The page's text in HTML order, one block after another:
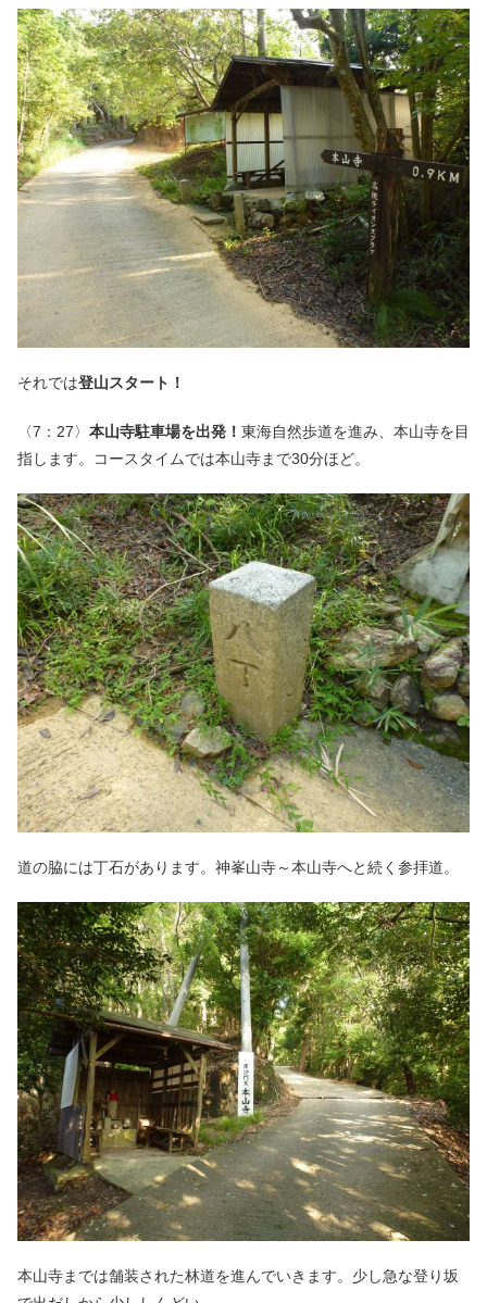
それでは登山スタート！
〈7：27〉 本山寺駐車場を出発！ 東海自然歩道を進み、本山寺を目
指します。コースタイムでは本山寺まで30分ほど。
道の脇には丁石があります。神峯山寺～本山寺へと続く参拝道。
本山寺までは舗装された林道を進んでいきます。少し急な登り坂